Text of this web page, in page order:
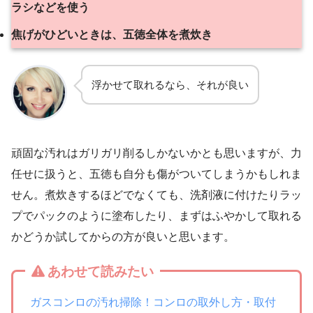
ラシなどを使う
焦げがひどいときは、五徳全体を煮炊き
浮かせて取れるなら、それが良い
頑固な汚れはガリガリ削るしかないかとも思いますが、力
任せに扱うと、五徳も自分も傷がついてしまうかもしれま
せん。煮炊きするほどでなくても、洗剤液に付けたりラッ
プでパックのように塗布したり、まずはふやかして取れる
かどうか試してからの方が良いと思います。
あわせて読みたい
ガスコンロの汚れ掃除！コンロの取外し方・取付